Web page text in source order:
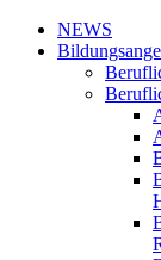
NEWS